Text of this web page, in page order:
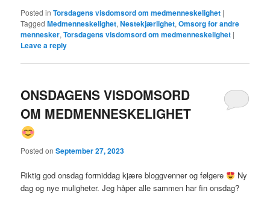
Posted in Torsdagens visdomsord om medmenneskelighet |
Tagged Medmenneskelighet,Nestekjærlighet,Omsorg for andre
mennesker,Torsdagens visdomsord om medmenneskelighet |
Leave a reply
ONSDAGENS VISDOMSORD
OM MEDMENNESKELIGHET
Posted onSeptember 27, 2023
Riktig god onsdag formiddag kjære bloggvenner og følgere
Ny
dag og nye muligheter. Jeg håper alle sammen har fin onsdag?